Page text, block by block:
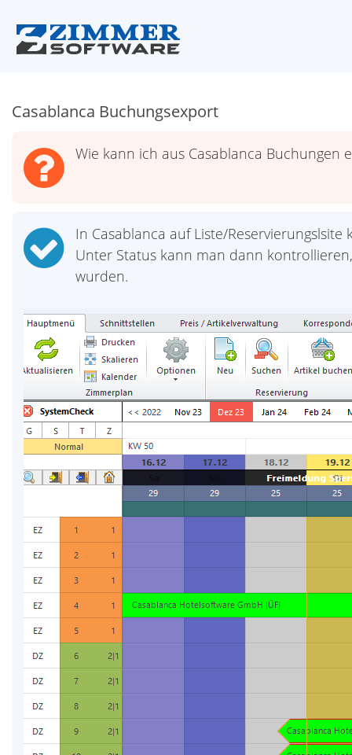
Casablanca Buchungsexport
Wie kann ich aus Casablanca Buchungen
In Casablanca auf Liste/Reservierungslsite
Unter Status kann man dann
wurden.